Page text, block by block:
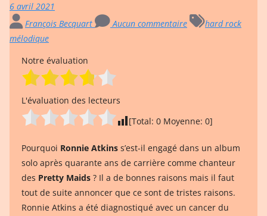
6 avril 2021
François Becquart
Aucun commentaire
hard rock
mélodique
Notre évaluation
L'évaluation des lecteurs
[Total: 0 Moyenne: 0]
Pourquoi Ronnie Atkins s’est-il engagé dans un album
solo après quarante ans de carrière comme chanteur
des Pretty Maids ? Il a de bonnes raisons mais il faut
tout de suite annoncer que ce sont de tristes raisons.
Ronnie Atkins a été diagnostiqué avec un cancer du